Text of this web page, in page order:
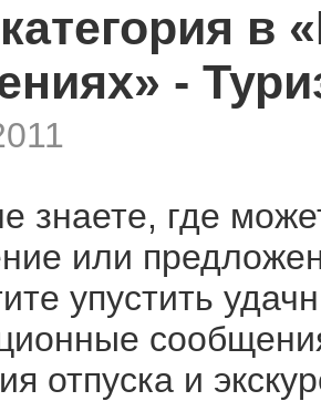
-
знаете, где
или
упустить
отпуска и